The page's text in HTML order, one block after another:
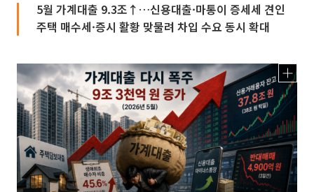
5월 가계대출 9.3조↑…신용대출·마통이 증세세 견인
주택 매수세·증시 활황 맞물려 차입 수요 동시 확대